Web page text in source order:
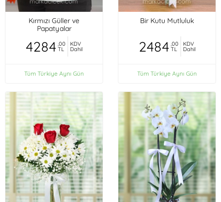
Kırmızı Güller ve
Papatyalar
4284 ,00
TL
KDV
Dahil
Tüm Türkiye Aynı Gün
Bir Kutu Mutluluk
2484 ,00
TL
KDV
Dahil
Tüm Türkiye Aynı Gün